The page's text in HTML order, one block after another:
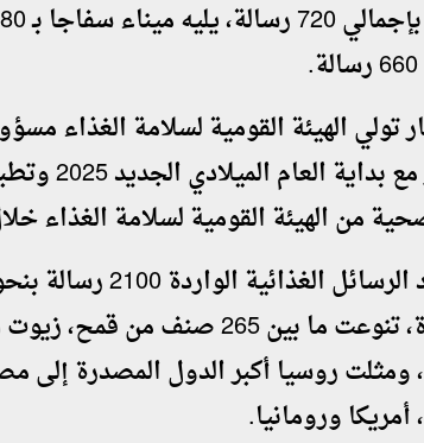
تولي الهيئة القومية لسلامة الغذاء
من الهيئة القومية لسلامة الغذاء
مستوردة، تنوعت ما بين 265
ومثلت روسيا أكبر الدول المصدرة إلى
أمريكا ورومانيا.